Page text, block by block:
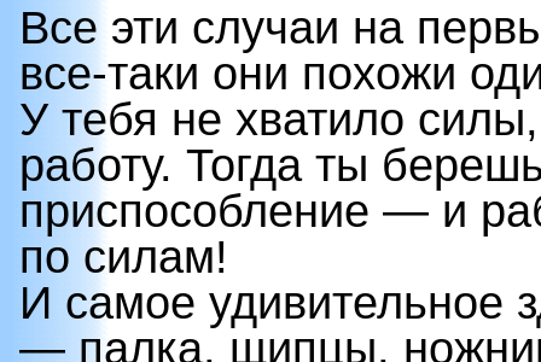
Все эти случаи на
все-таки они похожи
У тебя не хватило
работу. Тогда ты
приспособление — и
по силам!
И самое удивительное
— палка, щипцы,